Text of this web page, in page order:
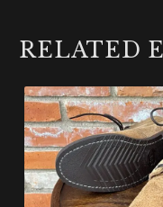
RELATED